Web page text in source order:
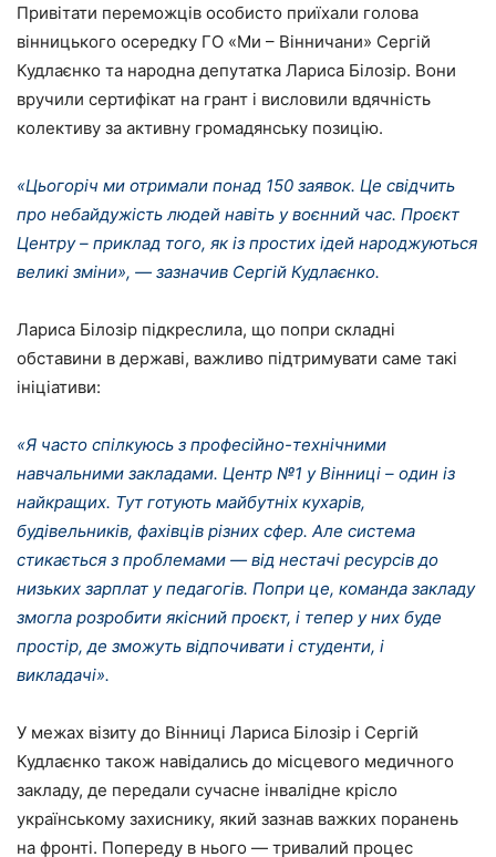
Привітати переможців особисто приїхали голова
вінницького осередку ГО «Ми – Вінничани» Сергій
Кудлаєнко та народна депутатка Лариса Білозір. Вони
вручили сертифікат на грант і висловили вдячність
колективу за активну громадянську позицію.
«Цьогоріч ми отримали понад 150 заявок. Це свідчить
про небайдужість людей навіть у воєнний час. Проєкт
Центру – приклад того, як із простих ідей народжуються
великі зміни», — зазначив Сергій Кудлаєнко.
Лариса Білозір підкреслила, що попри складні
обставини в державі, важливо підтримувати саме такі
ініціативи:
«Я часто спілкуюсь з професійно-технічними
навчальними закладами. Центр №1 у Вінниці – один із
найкращих. Тут готують майбутніх кухарів,
будівельників, фахівців різних сфер. Але система
стикається з проблемами — від нестачі ресурсів до
низьких зарплат у педагогів. Попри це, команда закладу
змогла розробити якісний проєкт, і тепер у них буде
простір, де зможуть відпочивати і студенти, і
викладачі».
У межах візиту до Вінниці Лариса Білозір і Сергій
Кудлаєнко також навідались до місцевого медичного
закладу, де передали сучасне інвалідне крісло
українському захиснику, який зазнав важких поранень
на фронті. Попереду в нього — тривалий процес